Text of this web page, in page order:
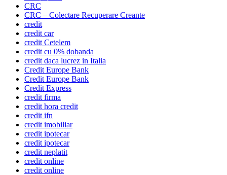
CRC
CRC – Colectare Recuperare Creante
credit
credit car
credit Cetelem
credit cu 0% dobanda
credit daca lucrez in Italia
Credit Europe Bank
Credit Europe Bank
Credit Express
credit firma
credit hora credit
credit ifn
credit imobiliar
credit ipotecar
credit ipotecar
credit neplatit
credit online
credit online